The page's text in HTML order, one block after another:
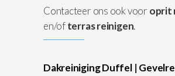
Contacteer ons ook voor oprit
en/ofterras reinigen.
Dakreiniging Duffel|